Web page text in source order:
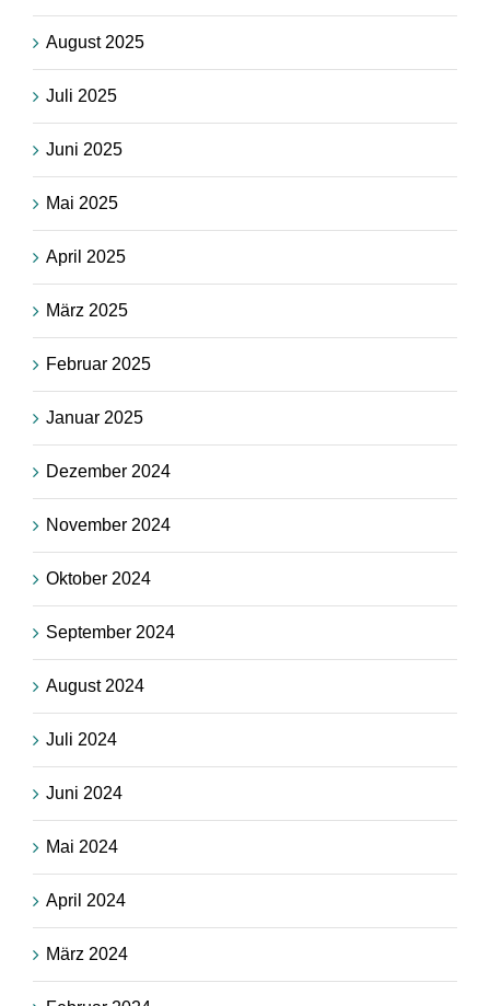
August 2025
Juli 2025
Juni 2025
Mai 2025
April 2025
März 2025
Februar 2025
Januar 2025
Dezember 2024
November 2024
Oktober 2024
September 2024
August 2024
Juli 2024
Juni 2024
Mai 2024
April 2024
März 2024